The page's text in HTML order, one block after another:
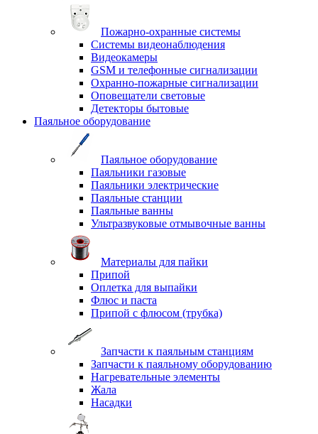
Пожарно-охранные системы
Системы видеонаблюдения
Видеокамеры
GSM и телефонные сигнализации
Охранно-пожарные сигнализации
Оповещатели световые
Детекторы бытовые
Паяльное оборудование
Паяльное оборудование
Паяльники газовые
Паяльники электрические
Паяльные станции
Паяльные ванны
Ультразвуковые отмывочные ванны
Материалы для пайки
Припой
Оплетка для выпайки
Флюс и паста
Припой с флюсом (трубка)
Запчасти к паяльным станциям
Запчасти к паяльному оборудованию
Нагревательные элементы
Жала
Насадки